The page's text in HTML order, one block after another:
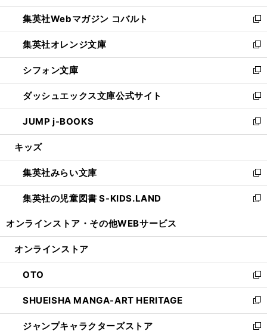
開
く
ウ
で
開
く
ン
ド
ウ
で
開
く
ウ
ィ
ン
ド
ウ
で
開
く
集英社Webマガジン コバルト
新
し
い
ウ
ィ
ン
ド
ウ
で
開
集英社オレンジ文庫
新
し
い
ウ
ィ
ン
ド
ウ
開
く
シフォン文庫
新
し
い
ウ
ィ
ン
ウ
で
開
く
ダッシュエックス文庫公式サイト
新
し
い
ウ
ン
ド
ウ
で
JUMP j-BOOKS
新
し
ウ
ィ
ン
ド
開
キッズ
集英社みらい文庫
新
し
い
ン
ウ
で
開
く
集英社の児童図書 S-KIDS.LAND
新
ウ
ン
ド
ウ
で
開
く
オンラインストア・ その他WEBサービス
オンラインストア
OTO
新
し
い
ウ
ィ
SHUEISHA MANGA-ART HERITAGE
新
し
い
ジャンプキャラクターズストア
新